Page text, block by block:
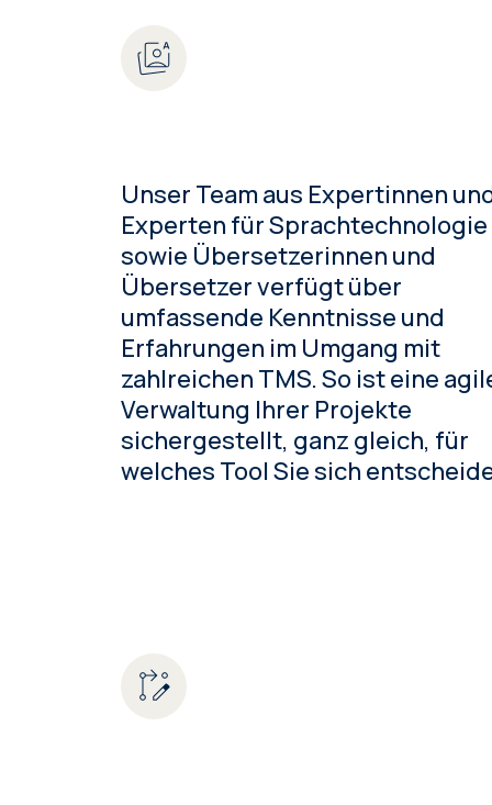
Unser Team aus Expertinnen
Experten für Sprachtechnologie
sowie Übersetzerinnen und
Übersetzer verfügt über
umfassende Kenntnisse und
Erfahrungen im Umgang mit
zahlreichen TMS. So ist eine
Verwaltung Ihrer Projekte
sichergestellt, ganz gleich, für
welches Tool Sie sich